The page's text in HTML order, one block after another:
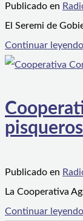
Publicado en
El Seremi de
Continuar
pisqueros
Publicado en
La Cooperativa
Continuar